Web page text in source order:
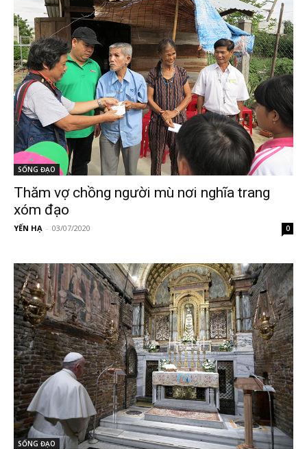
SỐNG ĐẠO
Thăm vợ chồng người mù nơi nghĩa trang
xóm đạo
YẾN HẠ - 03/07/2020 0
SỐNG ĐẠO